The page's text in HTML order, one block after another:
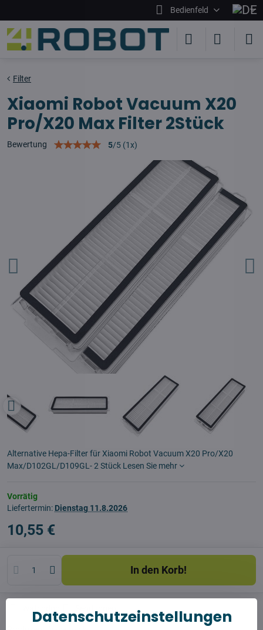
Bedienfeld
Filter
Xiaomi Robot Vacuum X20
Pro/X20 Max Filter 2Stück
Bewertung 5/5 (1x)
Alternative Hepa-Filter für Xiaomi Robot Vacuum X20 Pro/X20
Max/D102GL/D109GL- 2 Stück Lesen Sie mehr
Vorrätig
Liefertermin: Dienstag 11.8.2026
10,55 €
In den Korb!
Datenschutzeinstellungen